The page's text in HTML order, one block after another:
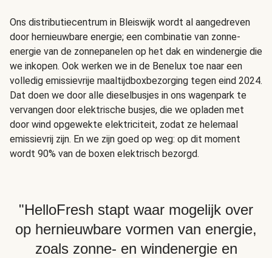
Ons distributiecentrum in Bleiswijk wordt al aangedreven
door hernieuwbare energie; een combinatie van zonne-
energie van de zonnepanelen op het dak en windenergie die
we inkopen. Ook werken we in de Benelux toe naar een
volledig emissievrije maaltijdboxbezorging tegen eind 2024.
Dat doen we door alle dieselbusjes in ons wagenpark te
vervangen door elektrische busjes, die we opladen met
door wind opgewekte elektriciteit, zodat ze helemaal
emissievrij zijn. En we zijn goed op weg: op dit moment
wordt 90% van de boxen elektrisch bezorgd.
"HelloFresh stapt waar mogelijk over
op hernieuwbare vormen van energie,
zoals zonne- en windenergie en